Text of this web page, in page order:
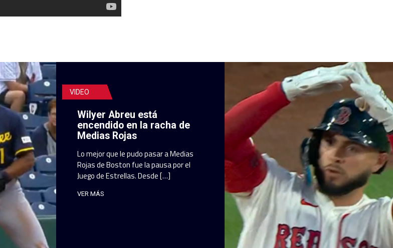
VIDEO
Wilyer Abreu está
encendido en la racha de
Medias Rojas
Lo mejor que le pudo pasar a Medias
Rojas de Boston fue la pausa por el
Juego de Estrellas. Desde […]
VER MÁS